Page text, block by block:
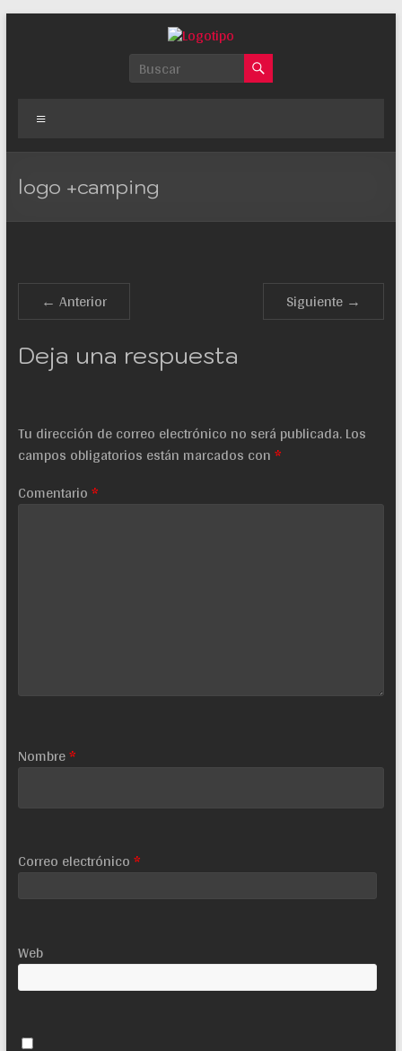
Saltar
mejor
web
de
información,
español
logo +camping
← Anterior Siguiente →
Deja una respuesta
Tu dirección de correo electrónico no será publicada.Los
campos obligatorios están marcados con*
Comentario*
Nombre*
Correo electrónico*
Web